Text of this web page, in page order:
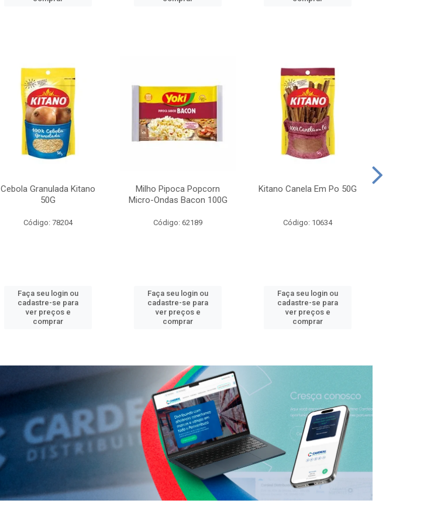
Cebola Granulada Kitano
50G
Código: 78204
Faça seu login ou
cadastre-se para
ver preços e
comprar
Milho Pipoca Popcorn
Micro-Ondas Bacon 100G
Código: 62189
Faça seu login ou
cadastre-se para
ver preços e
comprar
Kitano Canela Em Po 50G
Código: 10634
Faça seu login ou
cadastre-se para
ver preços e
comprar